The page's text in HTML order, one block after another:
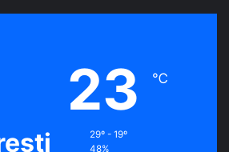
23 ℃
29º - 19º
48%